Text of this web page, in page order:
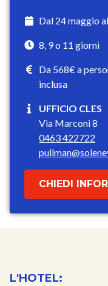
Dal 24 maggio
8, 9 o 11 giorni
Da 568€ a
inclusa
UFFICIO CLES
Via Marconi 8
0463 422722
CHIEDI
L'HOTEL: